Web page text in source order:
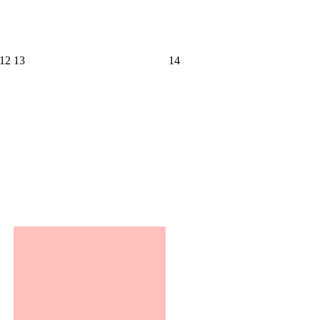
12 13 14